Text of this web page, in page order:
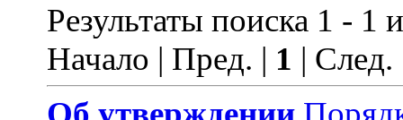
Результаты поиска 1 - 1
Начало | Пред. | 1 |